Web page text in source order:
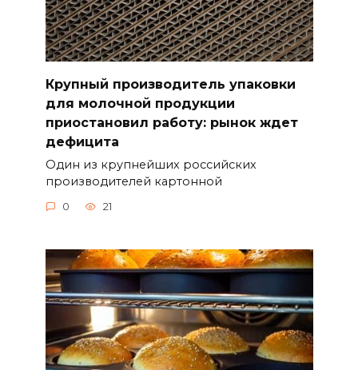
Крупный производитель упаковки
для молочной продукции
приостановил работу: рынок ждет
дефицита
Один из крупнейших российских
производителей картонной
0 21